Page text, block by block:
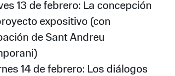
13 de febrero: La concepción
expositivo (con
de Sant Andreu
14 de febrero: Los diálogos